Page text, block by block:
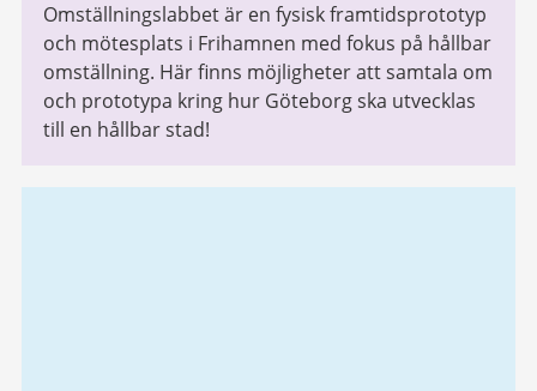
Omställningslabbet är en fysisk framtidsprototyp
och mötesplats i Frihamnen med fokus på hållbar
omställning. Här finns möjligheter att samtala om
och prototypa kring hur Göteborg ska utvecklas
till en hållbar stad!